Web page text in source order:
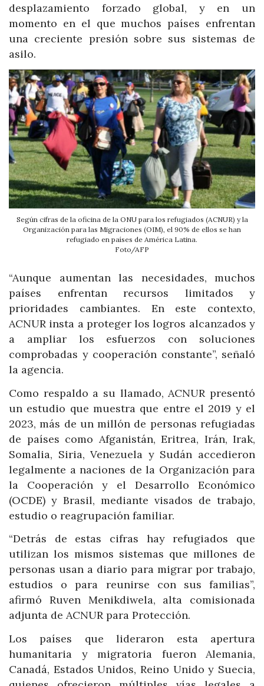
desplazamiento forzado global, y en un
momento en el que muchos países enfrentan
una creciente presión sobre sus sistemas de
asilo.
Según cifras de la oficina de la ONU para los refugiados (ACNUR) y la
Organización para las Migraciones (OIM), el 90% de ellos se han
refugiado en países de América Latina.
Foto/AFP
“Aunque aumentan las necesidades, muchos
países enfrentan recursos limitados y
prioridades cambiantes. En este contexto,
ACNUR insta a proteger los logros alcanzados y
a ampliar los esfuerzos con soluciones
comprobadas y cooperación constante”, señaló
la agencia.
Como respaldo a su llamado, ACNUR presentó
un estudio que muestra que entre el 2019 y el
2023, más de un millón de personas refugiadas
de países como Afganistán, Eritrea, Irán, Irak,
Somalia, Siria, Venezuela y Sudán accedieron
legalmente a naciones de la Organización para
la Cooperación y el Desarrollo Económico
(OCDE) y Brasil, mediante visados de trabajo,
estudio o reagrupación familiar.
“Detrás de estas cifras hay refugiados que
utilizan los mismos sistemas que millones de
personas usan a diario para migrar por trabajo,
estudios o para reunirse con sus familias”,
afirmó Ruven Menikdiwela, alta comisionada
adjunta de ACNUR para Protección.
Los países que lideraron esta apertura
humanitaria y migratoria fueron Alemania,
Canadá, Estados Unidos, Reino Unido y Suecia,